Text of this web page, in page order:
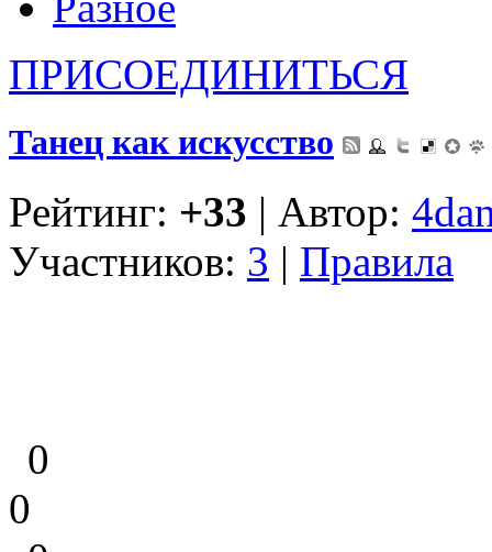
ПРИСОЕДИНИТЬСЯ
Танец как искусство
Рейтинг: +33 | Автор:
Участников: 3 | Правила
0
0